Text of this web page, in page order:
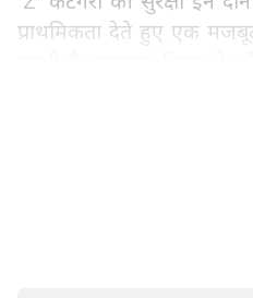
'Z' कैटेगरी की सुरक्षा इन
प्राथमिकता देते हुए एक